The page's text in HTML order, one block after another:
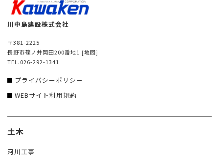
川中島建設株式会社
〒381-2225
長野市篠ノ井岡田200番地1 [地図]
TEL.026-292-1341
プライバシーポリシー
WEBサイト利用規約
土木
河川工事